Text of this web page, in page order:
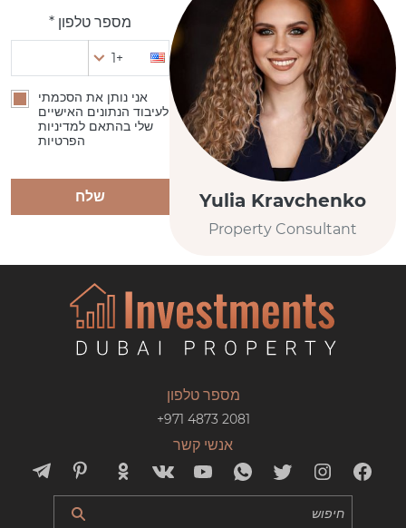
Yulia Kravchenko
Property Consultant
מספר טלפון *
+1
אני נותן את הסכמתי
לעיבוד הנתונים האישיים
שלי בהתאם למדיניות
הפרטיות
שלח
מספר טלפון
+971 4873 2081
אנשי קשר